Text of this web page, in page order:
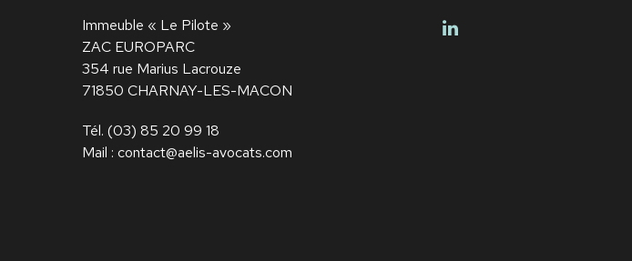
Immeuble « Le Pilote »
ZAC EUROPARC
354 rue Marius Lacrouze
71850 CHARNAY-LES-MACON
Tél. (03) 85 20 99 18
Mail : contact@aelis-avocats.com
linkedin